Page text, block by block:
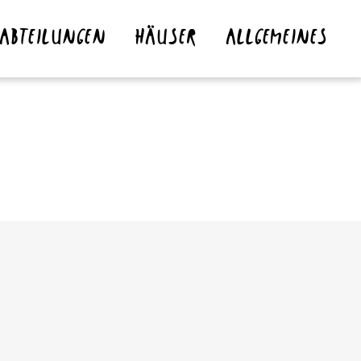
HÄUSER ALLGEMEINES